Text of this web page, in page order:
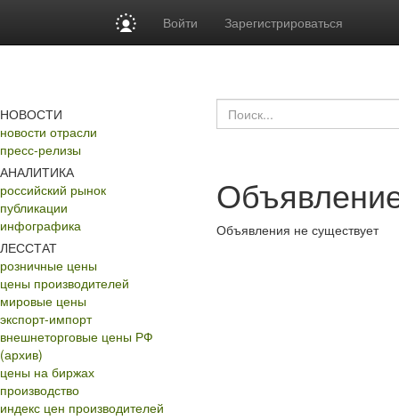
Войти Зарегистрироваться
НОВОСТИ
новости отрасли
пресс-релизы
АНАЛИТИКА
российский рынок
публикации
инфографика
ЛЕССТАТ
розничные цены
цены производителей
мировые цены
экспорт-импорт
внешнеторговые цены РФ
(архив)
цены на биржах
производство
индекс цен производителей
Объявления не существует